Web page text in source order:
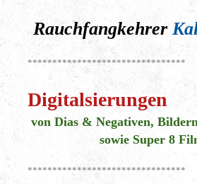
Rauchfangkehrer
********************************
Digitalsierungen
von Dias & Negativen,
sowie Super 8
********************************